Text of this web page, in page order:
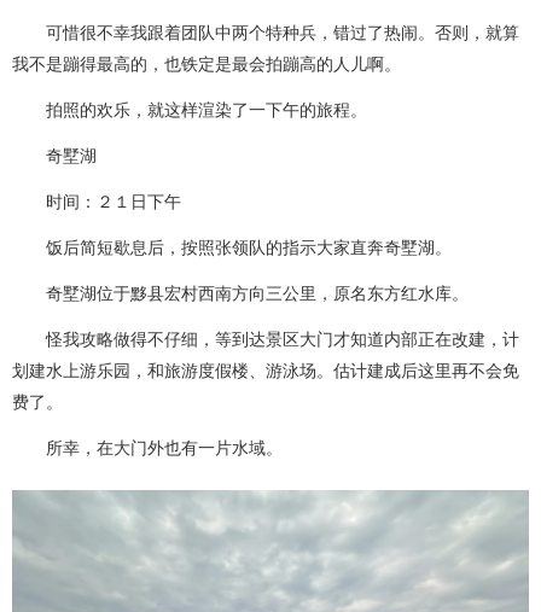
可惜很不幸我跟着团队中两个特种兵，错过了热闹。否则，就算
我不是蹦得最高的，也铁定是最会拍蹦高的人儿啊。
拍照的欢乐，就这样渲染了一下午的旅程。
奇墅湖
时间：２１日下午
饭后简短歇息后，按照张领队的指示大家直奔奇墅湖。
奇墅湖位于黟县宏村西南方向三公里，原名东方红水库。
怪我攻略做得不仔细，等到达景区大门才知道内部正在改建，计
划建水上游乐园，和旅游度假楼、游泳场。估计建成后这里再不会免
费了。
所幸，在大门外也有一片水域。